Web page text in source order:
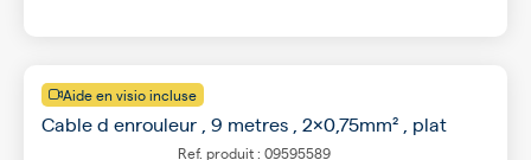
Aide en visio incluse
Cable d enrouleur , 9 metres , 2x0,75mm² , plat
Ref. produit : 09595589